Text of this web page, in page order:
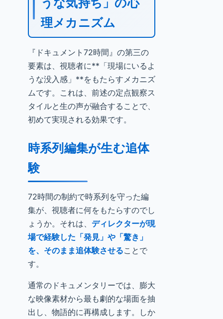
理メカニズム
『ドキュメント72時間』の第三の
要素は、視聴者に**「現場にいるよ
うな没入感」**をもたらすメカニズ
ムです。これは、前述の定点観察ス
タイルと生の声が融合することで、
初めて実現される効果です。
時系列編集が生む追体
験
72時間の制約で時系列を守った編
集が、視聴者に何をもたらすのでし
ょうか。それは、 ディレクターが現
場で経験した「発見」や「驚き」
を、そのまま追体験させることで
す。
通常のドキュメンタリーでは、膨大
な映像素材から最も劇的な場面を抽
出し、物語的に再構成します。しか